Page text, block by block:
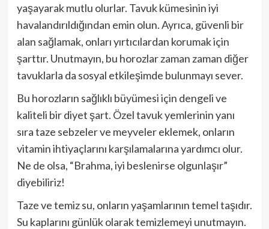
yaşayarak mutlu olurlar. Tavuk kümesinin iyi
havalandırıldığından emin olun. Ayrıca, güvenli bir
alan sağlamak, onları yırtıcılardan korumak için
şarttır. Unutmayın, bu horozlar zaman zaman diğer
tavuklarla da sosyal etkileşimde bulunmayı sever.
Bu horozların sağlıklı büyümesi için dengeli ve
kaliteli bir diyet şart. Özel tavuk yemlerinin yanı
sıra taze sebzeler ve meyveler eklemek, onların
vitamin ihtiyaçlarını karşılamalarına yardımcı olur.
Ne de olsa, “Brahma, iyi beslenirse olgunlaşır”
diyebiliriz!
Taze ve temiz su, onların yaşamlarının temel taşıdır.
Su kaplarını günlük olarak temizlemeyi unutmayın.